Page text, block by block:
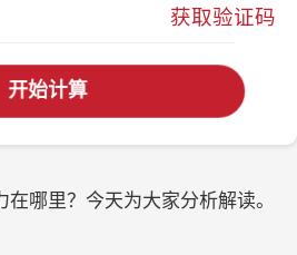
获取验证码
开始计算
哪里？今天为大家分析解读。